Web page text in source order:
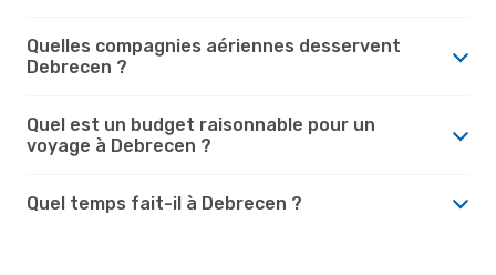
Quelles compagnies aériennes desservent
Debrecen ?
Quel est un budget raisonnable pour un
voyage à Debrecen ?
Quel temps fait-il à Debrecen ?